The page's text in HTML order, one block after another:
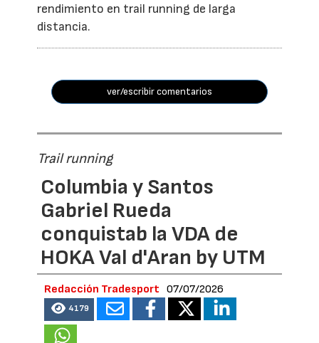
rendimiento en trail running de larga
distancia.
ver/escribir comentarios
Trail running
Columbia y Santos
Gabriel Rueda
conquistab la VDA de
HOKA Val d'Aran by UTM
Redacción Tradesport 07/07/2026
4179